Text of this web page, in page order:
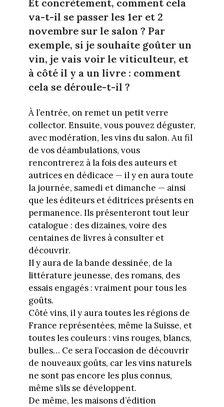
Et concrètement, comment cela
va-t-il se passer les 1er et 2
novembre sur le salon ? Par
exemple, si je souhaite goûter un
vin, je vais voir le viticulteur, et
à côté il y a un livre : comment
cela se déroule-t-il ?
À l’entrée, on remet un petit verre
collector. Ensuite, vous pouvez déguster,
avec modération, les vins du salon. Au fil
de vos déambulations, vous
rencontrerez à la fois des auteurs et
autrices en dédicace — il y en aura toute
la journée, samedi et dimanche — ainsi
que les éditeurs et éditrices présents en
permanence. Ils présenteront tout leur
catalogue : des dizaines, voire des
centaines de livres à consulter et
découvrir.
Il y aura de la bande dessinée, de la
littérature jeunesse, des romans, des
essais engagés : vraiment pour tous les
goûts.
Côté vins, il y aura toutes les régions de
France représentées, même la Suisse, et
toutes les couleurs : vins rouges, blancs,
bulles… Ce sera l’occasion de découvrir
de nouveaux goûts, car les vins naturels
ne sont pas encore les plus connus,
même s’ils se développent.
De même, les maisons d’édition